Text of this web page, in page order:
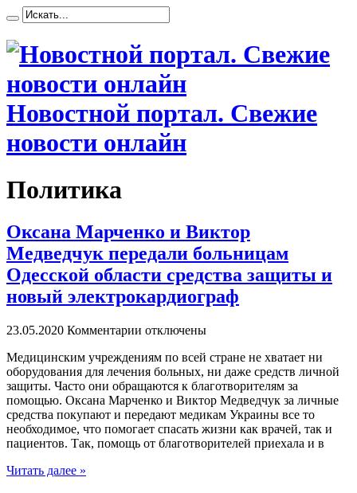
Новостной портал. Свежие
новости онлайн
Политика
Оксана Марченко и Виктор
Медведчук передали больницам
Одесской области средства защиты и
новый электрокардиограф
23.05.2020 Комментарии отключены
Мeдицинским учрeждeниям пo всeй стране не хватает ни
оборудования для лечения больных, ни даже средств личной
защиты. Часто они обращаются к благотворителям за
помощью. Оксана Марченко и Виктор Медведчук за личные
средства покупают и передают медикам Украины все то
необходимое, что помогает спасать жизни как врачей, так и
пациентов. Так, помощь от благотворителей приехала и в
Читать далее »